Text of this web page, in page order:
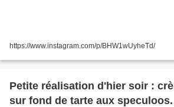
https://www.instagram.com/p/BHW1wUyheTd/
Petite réalisation d'hier soir :
sur fond de tarte aux